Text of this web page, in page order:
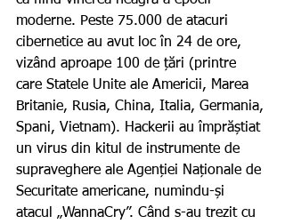
moderne. Peste 75.000 de atacuri
cibernetice au avut loc în 24 de ore,
vizând aproape 100 de țări (printre
care Statele Unite ale Americii, Marea
Britanie, Rusia, China, Italia, Germania,
Spani, Vietnam). Hackerii au împrăștiat
un virus din kitul de instrumente de
supraveghere ale Agenției Naționale de
Securitate americane, numindu-și
atacul „WannaCry”. Când s-au trezit cu